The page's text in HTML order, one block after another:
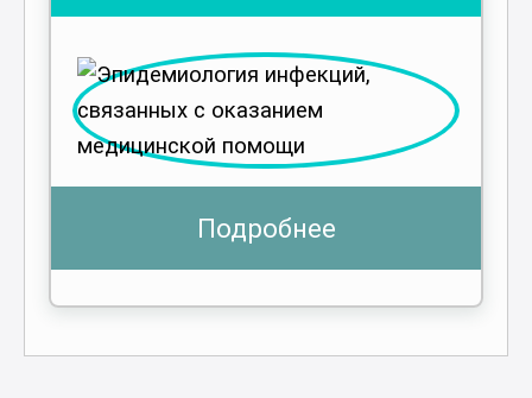
Подробнее